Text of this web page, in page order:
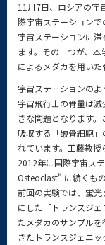
11月7日、ロシアの宇
際宇宙ステーション
宇宙ステーションに
ます。その一つが、
によるメダカを用いた
宇宙ステーションのよ
宇宙飛行士の骨量は
きな問題となります
吸収する「破骨細胞
れています。工藤教
2012年に国際宇宙ス
Osteoclast" に続くもの
前回の実験では、蛍
にした「トランスジ
たメダカのサンプル
きたトランスジェニ